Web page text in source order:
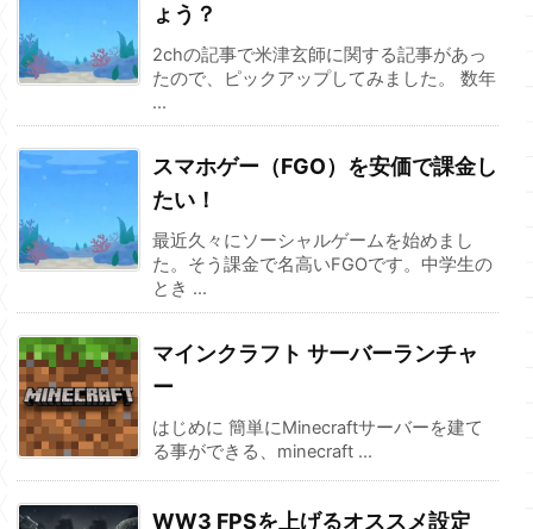
ょう？
2chの記事で米津玄師に関する記事があっ
たので、ピックアップしてみました。 数年
...
スマホゲー（FGO）を安価で課金し
たい！
最近久々にソーシャルゲームを始めまし
た。そう課金で名高いFGOです。中学生の
とき ...
マインクラフト サーバーランチャ
ー
はじめに 簡単にMinecraftサーバーを建て
る事ができる、minecraft ...
WW3 FPSを上げるオススメ設定